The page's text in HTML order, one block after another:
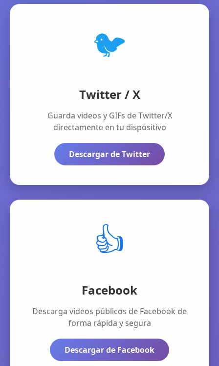
🐦
Twitter / X
Guarda videos y GIFs de Twitter/X
directamente en tu dispositivo
Descargar de Twitter
👍
Facebook
Descarga videos públicos de Facebook de
forma rápida y segura
Descargar de Facebook